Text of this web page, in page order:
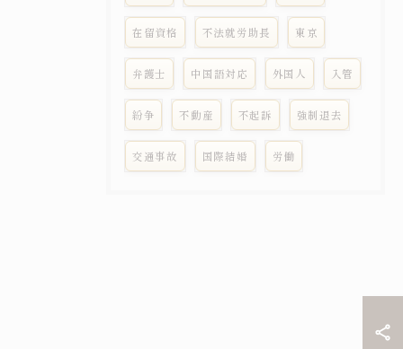
在留資格 不法就労助長 東京
弁護士 中国語対応 外国人 入管
紛争 不動産 不起訴 強制退去
交通事故 国際結婚 労働